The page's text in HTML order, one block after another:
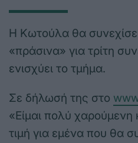
Η Κωτούλα θα
«πράσινα» για τρίτη
ενισχύει το τμήμα.
Σε δήλωσή της στο
«Είμαι πολύ χαρούμενη
τιμή για εμένα που θα